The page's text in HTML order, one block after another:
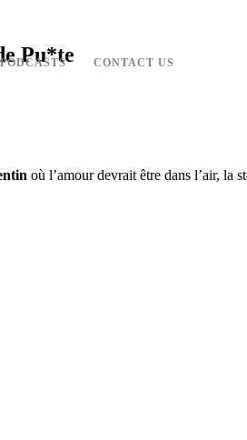
PODCASTS CONTACT US
Pu*te
où l’amour devrait être dans l’air, la